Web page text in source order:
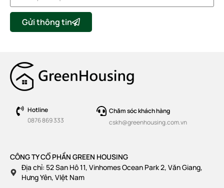
Gửi thông tin
Hotline
0876 869 333
Chăm sóc khách hàng
cskh@greenhousing.com.vn
CÔNG TY CỔ PHẦN GREEN HOUSING
Địa chỉ: 52 San Hô 11, Vinhomes Ocean Park 2, Văn Giang,
Hưng Yên, VIệt Nam